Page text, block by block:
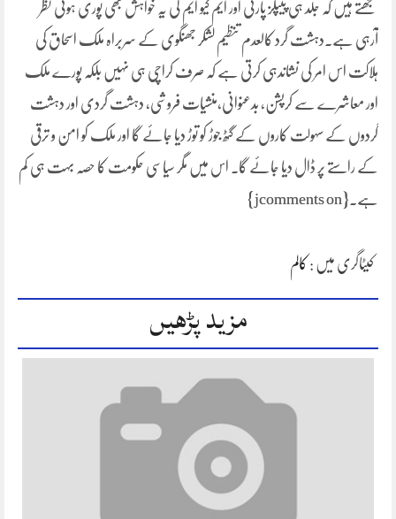
سمجھتے ہیں کہ جلد ہی پیپلز پارٹی اور ایم کیو ایم کی یہ خواہش بھی پوری ہوتی نظر
آرہی ہے۔دہشت گرد کالعدم تنظیم لشکر جھنگوی کے سربراہ ملک اسحاق کی
ہلاکت اس امر کی نشاندہی کرتی ہے کہ صرف کراچی ہی نہیں بلکہ پورے ملک
اور معاشرے سے کرپشن، بدعنوانی،منشیات فروشی، دہشت گردی اور دہشت
گردوں کے سہولت کاروں کے گٹھ جوڑ کو توڑ دیا جائے گا اور ملک کو امن و ترقی
کے راستے پر ڈال دیا جائے گا۔ اس میں مگر سیاسی حکومت کا حصہ بہت ہی کم
ہے۔{jcomments on}
کیٹاگری میں : کالم
مزید پڑھیں